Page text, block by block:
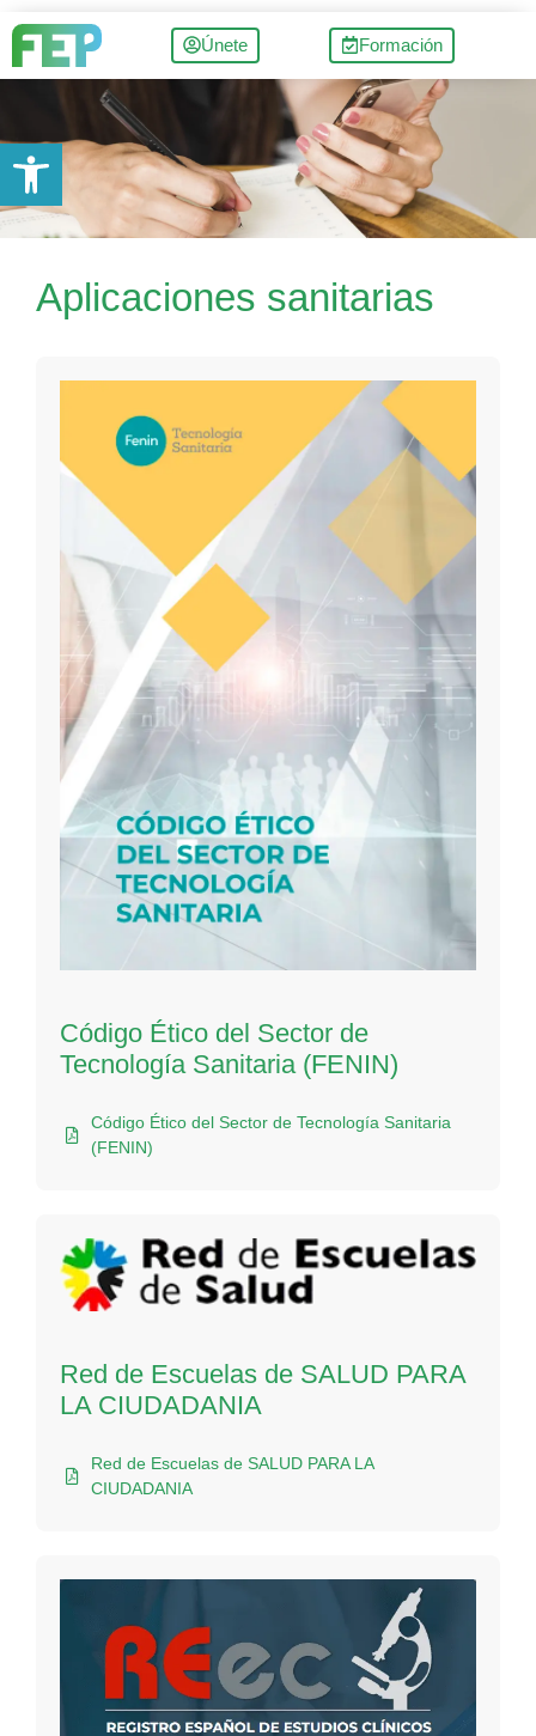
Únete Formación
Aplicaciones sanitarias
Código Ético del Sector de
Tecnología Sanitaria (FENIN)
Código Ético del Sector de Tecnología Sanitaria
(FENIN)
Red de Escuelas de SALUD PARA
LA CIUDADANIA
Red de Escuelas de SALUD PARA LA
CIUDADANIA
Abrir barra de herramientas